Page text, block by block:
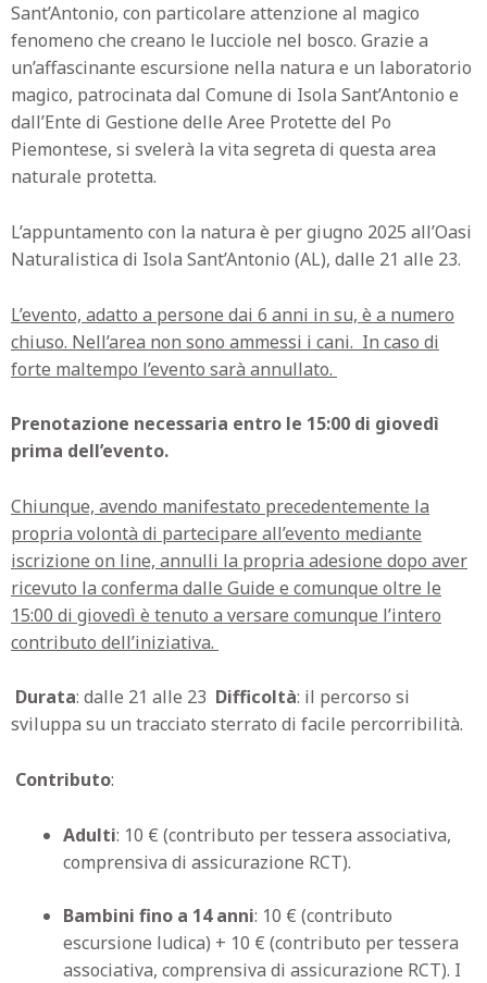
Sant’Antonio, con particolare attenzione al magico
fenomeno che creano le lucciole nel bosco. Grazie a
un’affascinante escursione nella natura e un laboratorio
magico, patrocinata dal Comune di Isola Sant’Antonio e
dall’Ente di Gestione delle Aree Protette del Po
Piemontese, si svelerà la vita segreta di questa area
naturale protetta.
L’appuntamento con la natura è per giugno 2025 all’Oasi
Naturalistica di Isola Sant’Antonio (AL), dalle 21 alle 23.
L’evento, adatto a persone dai 6 anni in su, è a numero
chiuso. Nell’area non sono ammessi i cani. In caso di
forte maltempo l’evento sarà annullato.
Prenotazione necessaria entro le 15:00 di giovedì
prima dell’evento.
Chiunque, avendo manifestato precedentemente la
propria volontà di partecipare all’evento mediante
iscrizione on line, annulli la propria adesione dopo aver
ricevuto la conferma dalle Guide e comunque oltre le
15:00 di giovedì è tenuto a versare comunque l’intero
contributo dell’iniziativa.
Durata: dalle 21 alle 23 Difficoltà: il percorso si
sviluppa su un tracciato sterrato di facile percorribilità.
Contributo:
Adulti: 10 € (contributo per tessera associativa,
comprensiva di assicurazione RCT).
Bambini fino a 14 anni: 10 € (contributo
escursione ludica) + 10 € (contributo per tessera
associativa, comprensiva di assicurazione RCT). I